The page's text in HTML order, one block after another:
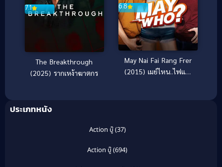
7.1
The Breakthrough
(2025) รากเหง้าฆาตกร
6.8
May Nai Fai Rang Frer
(2015) เมย์ไหน..ไฟแรง
ประเภทหนัง
Action บู๊(37)
Action บู๊(694)